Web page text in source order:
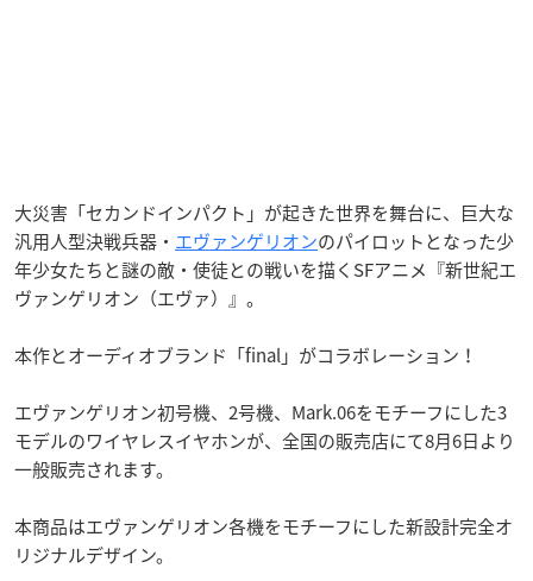
大災害「セカンドインパクト」が起きた世界を舞台に、巨大な
汎用人型決戦兵器・ エヴァンゲリオンのパイロットとなった少
年少女たちと謎の敵・使徒との戦いを描くSFアニメ『新世紀エ
ヴァンゲリオン（エヴァ）』。
本作とオーディオブランド「final」がコラボレーション！
エヴァンゲリオン初号機、2号機、Mark.06をモチーフにした3
モデルのワイヤレスイヤホンが、全国の販売店にて8月6日より
一般販売されます。
本商品はエヴァンゲリオン各機をモチーフにした新設計完全オ
リジナルデザイン。